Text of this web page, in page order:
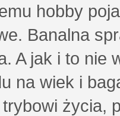
hobby
Banalna
A jak i to nie
na wiek i
życia,